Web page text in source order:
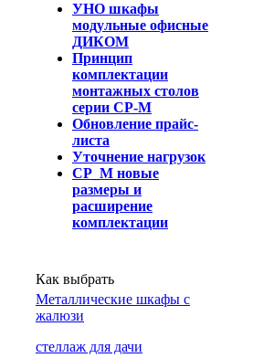
УНО шкафы
модульные офисные
ДИКОМ
Принцип
комплектации
монтажных столов
серии СР-М
Обновление прайс-
листа
Уточнение нагрузок
СР_М новые
размеры и
расширение
комплектации
Как выбрать
Металлические шкафы с
жалюзи
cтеллаж для дачи